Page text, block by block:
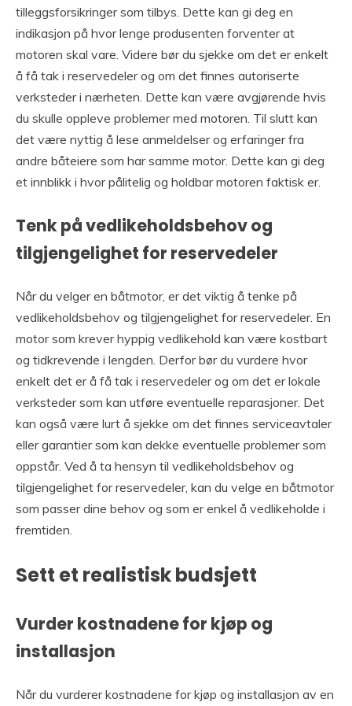
tilleggsforsikringer som tilbys. Dette kan gi deg en
indikasjon på hvor lenge produsenten forventer at
motoren skal vare. Videre bør du sjekke om det er enkelt
å få tak i reservedeler og om det finnes autoriserte
verksteder i nærheten. Dette kan være avgjørende hvis
du skulle oppleve problemer med motoren. Til slutt kan
det være nyttig å lese anmeldelser og erfaringer fra
andre båteiere som har samme motor. Dette kan gi deg
et innblikk i hvor pålitelig og holdbar motoren faktisk er.
Tenk på vedlikeholdsbehov og
tilgjengelighet for reservedeler
Når du velger en båtmotor, er det viktig å tenke på
vedlikeholdsbehov og tilgjengelighet for reservedeler. En
motor som krever hyppig vedlikehold kan være kostbart
og tidkrevende i lengden. Derfor bør du vurdere hvor
enkelt det er å få tak i reservedeler og om det er lokale
verksteder som kan utføre eventuelle reparasjoner. Det
kan også være lurt å sjekke om det finnes serviceavtaler
eller garantier som kan dekke eventuelle problemer som
oppstår. Ved å ta hensyn til vedlikeholdsbehov og
tilgjengelighet for reservedeler, kan du velge en båtmotor
som passer dine behov og som er enkel å vedlikeholde i
fremtiden.
Sett et realistisk budsjett
Vurder kostnadene for kjøp og
installasjon
Når du vurderer kostnadene for kjøp og installasjon av en